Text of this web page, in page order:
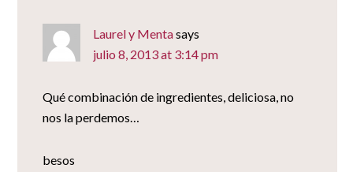
Laurel y Mentasays
julio 8, 2013 at 3:14 pm
Qué combinación de ingredientes, deliciosa, no
nos la perdemos…
besos